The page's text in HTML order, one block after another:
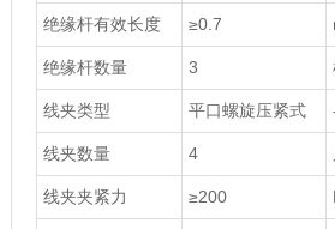
绝缘杆有效长度 ≥0.7
绝缘杆数量 3
线夹类型 平口螺旋压紧式
线夹数量 4
线夹夹紧力 ≥200